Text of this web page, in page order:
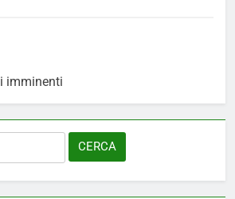
imminenti